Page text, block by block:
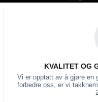
KVALITET OG
Vi er opptatt av å gjøre en
forbedre oss, er vi